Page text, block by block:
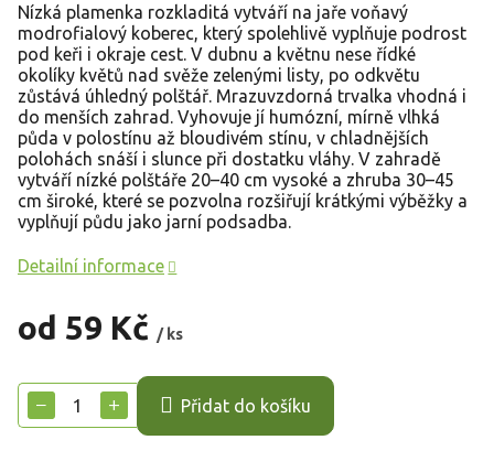
od 59 Kč / ks
cena:
+
− Přidat do košíku
Nízká plamenka rozkladitá vytváří na jaře voňavý
modrofialový koberec, který spolehlivě vyplňuje podrost
pod keři i okraje cest. V dubnu a květnu nese řídké
okolíky květů nad svěže zelenými listy, po odkvětu
zůstává úhledný polštář. Mrazuvzdorná trvalka vhodná i
do menších zahrad. Vyhovuje jí humózní, mírně vlhká
půda v polostínu až bloudivém stínu, v chladnějších
polohách snáší i slunce při dostatku vláhy. V zahradě
vytváří nízké polštáře 20–40 cm vysoké a zhruba 30–45
cm široké, které se pozvolna rozšiřují krátkými výběžky a
vyplňují půdu jako jarní podsadba.
Detailní informace